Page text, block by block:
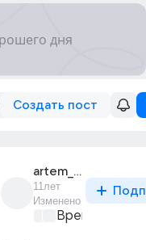
Создать пост
artem_lololoev
11лет
Изменено
Время игр